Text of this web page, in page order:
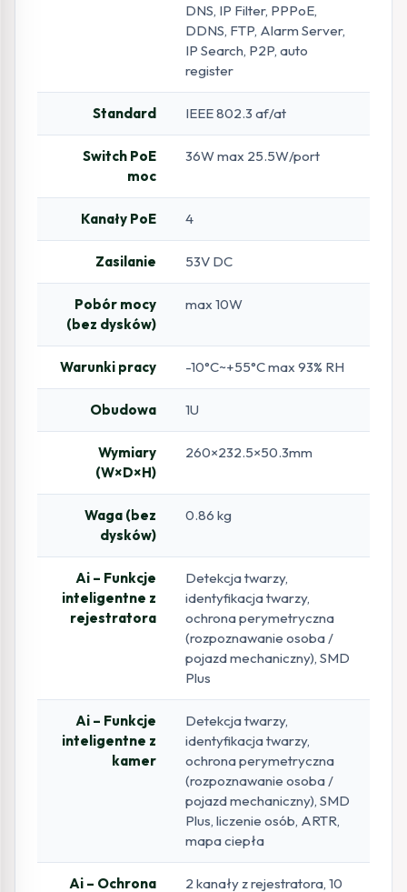
DNS, IP Filter, PPPoE,
DDNS, FTP, Alarm Server,
IP Search, P2P, auto
register
Standard IEEE 802.3 af/at
Switch PoE
moc
36W max 25.5W/port
Kanały PoE 4
Zasilanie 53V DC
Pobór mocy
(bez dysków)
max 10W
Warunki pracy -10°C~+55°C max 93% RH
Obudowa 1U
Wymiary
(W×D×H)
260×232.5×50.3mm
Waga (bez
dysków)
0.86 kg
Ai – Funkcje
inteligentne z
rejestratora
Detekcja twarzy,
identyfikacja twarzy,
ochrona perymetryczna
(rozpoznawanie osoba /
pojazd mechaniczny), SMD
Plus
Ai – Funkcje
inteligentne z
kamer
Detekcja twarzy,
identyfikacja twarzy,
ochrona perymetryczna
(rozpoznawanie osoba /
pojazd mechaniczny), SMD
Plus, liczenie osób, ARTR,
mapa ciepła
Ai – Ochrona 2 kanały z rejestratora, 10